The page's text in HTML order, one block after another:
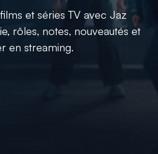
et séries TV avec Jaz
rôles, notes, nouveautés et
en streaming.